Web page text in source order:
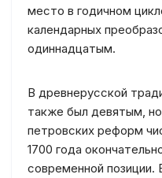
место в годичном
календарных
одиннадцатым.
В древнерусской
также был девятым,
петровских реформ
1700 года
современной позиции.